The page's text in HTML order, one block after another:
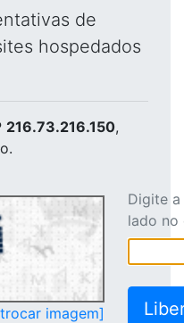
de
hospedados
216.73.216.150,
imagem]
Digite
lado no